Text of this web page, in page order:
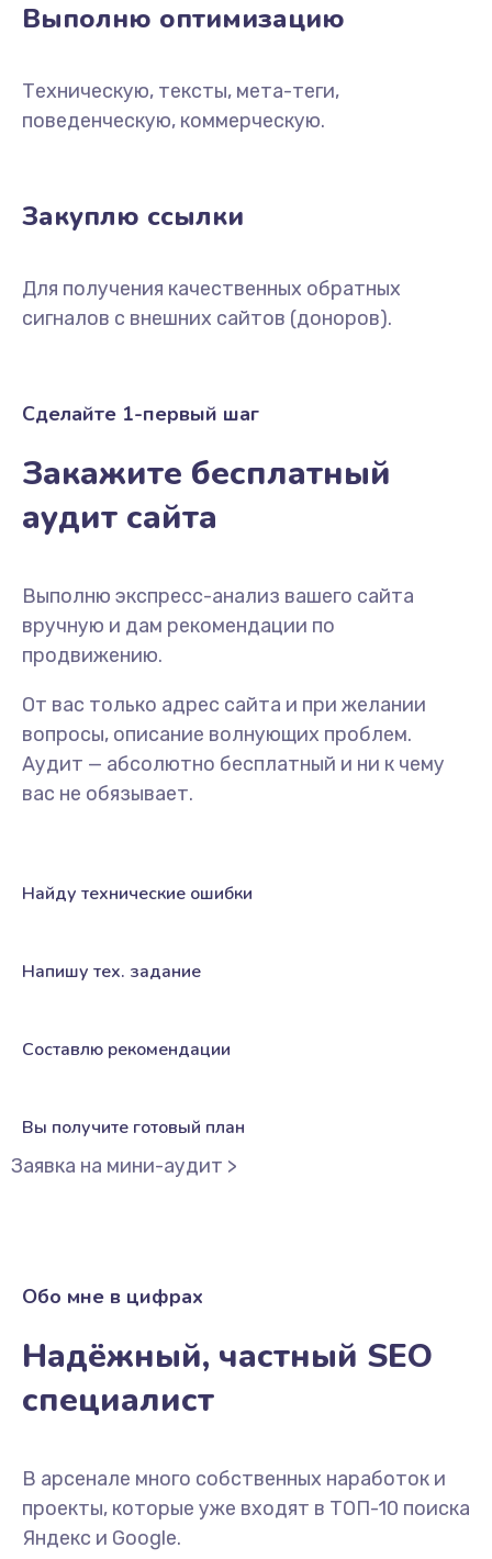
Выполню оптимизацию
Техническую, тексты, мета-теги,
поведенческую, коммерческую.
Закуплю ссылки
Для получения качественных обратных
сигналов с внешних сайтов (доноров).
Сделайте 1-первый шаг
Закажите бесплатный
аудит сайта
Выполню экспресс-анализ вашего сайта
вручную и дам рекомендации по
продвижению.
От вас только адрес сайта и при желании
вопросы, описание волнующих проблем.
Аудит — абсолютно бесплатный и ни к чему
вас не обязывает.
Найду технические ошибки
Напишу тех. задание
Составлю рекомендации
Вы получите готовый план
Заявка на мини-аудит >
Обо мне в цифрах
Надёжный, частный SEO
специалист
В арсенале много собственных наработок и
проекты, которые уже входят в ТОП-10 поиска
Яндекс и Google.